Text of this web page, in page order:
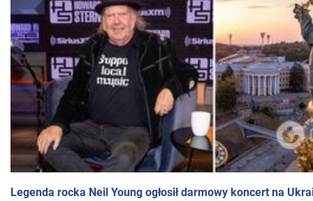
Legenda rocka Neil Young ogłosił darmowy koncert na